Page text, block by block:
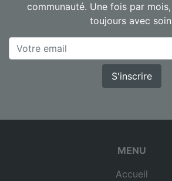
communauté. Une fois par
toujours avec
S'inscrire
MENU
Accueil